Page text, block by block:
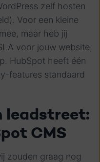
zelf hosten
Voor een kleine
maar heb jij
voor jouw website,
HubSpot heeft één
features standaard
leadstreet:
CMS
zouden graag nog